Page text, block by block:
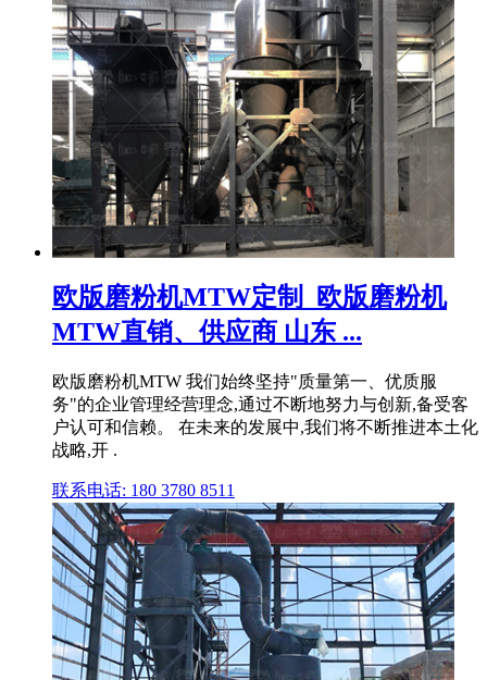
欧版磨粉机MTW定制_欧版磨粉机
MTW直销、供应商 山东 ...
欧版磨粉机MTW 我们始终坚持"质量第一、优质服
务"的企业管理经营理念,通过不断地努力与创新,备受客
户认可和信赖。 在未来的发展中,我们将不断推进本土化
战略,开 .
联系电话: 180 3780 8511